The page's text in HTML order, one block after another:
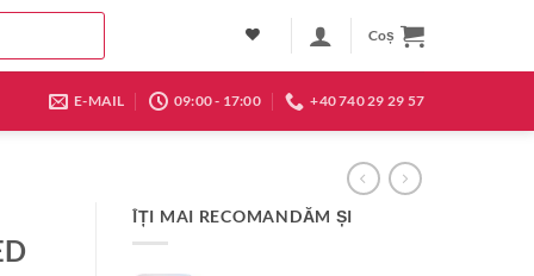
Coș
E-MAIL 09:00 - 17:00 +40 740 29 29 57
ÎȚI MAI RECOMANDĂM ȘI